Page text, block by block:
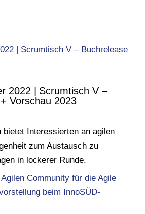
2022 | Scrum­tisch V –
Vor­schau 2023
bietet Interessierten an agilen
zum Austausch zu
in lockerer Runde.